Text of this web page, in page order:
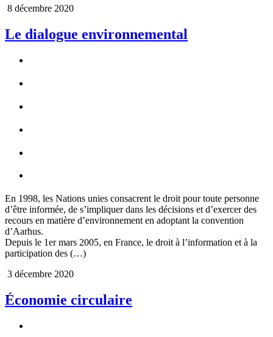
8 décembre 2020
Le dialogue environnemental
En 1998, les Nations unies consacrent le droit pour toute personne
d’être informée, de s’impliquer dans les décisions et d’exercer des
recours en matière d’environnement en adoptant la convention
d’Aarhus.
Depuis le 1er mars 2005, en France, le droit à l’information et à la
participation des (…)
3 décembre 2020
Économie circulaire